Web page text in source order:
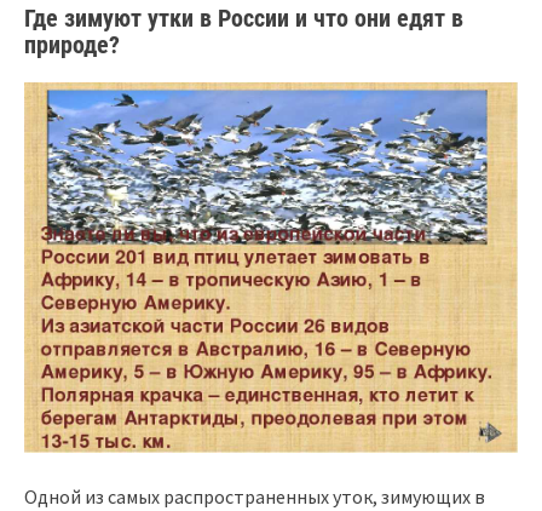
Где зимуют утки в России и что они едят в
природе?
Одной из самых распространенных уток, зимующих в